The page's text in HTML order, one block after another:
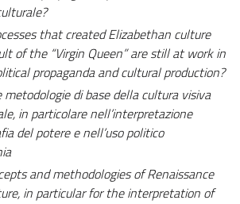
that created Elizabethan culture
of the “Virgin Queen” are still at work in
propaganda and cultural production?
metodologie di base della cultura visiva
in particolare nell’interpretazione
del potere e nell’uso politico
and methodologies of Renaissance
in particular for the interpretation of